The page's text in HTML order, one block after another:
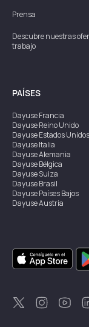
Prensa
Descubre nuestras
trabajo
PAÍSES
DayuseFrancia
DayuseReino Unido
DayuseEstados Unidos
DayuseItalia
DayuseAlemania
DayuseBélgica
DayuseSuiza
DayuseBrasil
DayusePaíses Bajos
DayuseAustria
DayuseSingapur
DayuseSuecia
DayuseTailandia
DayuseNueva Zelanda
DayuseTurquía